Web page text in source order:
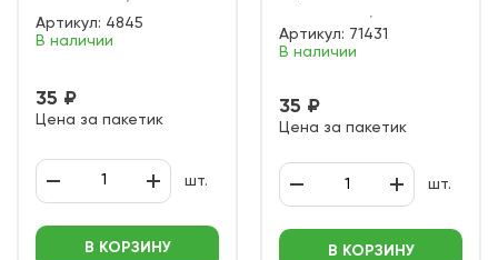
Артикул: 4845
В наличии
35 ₽
Цена за пакетик
шт.
В КОРЗИНУ
Артикул: 71431
В наличии
35 ₽
Цена за пакетик
шт.
В КОРЗИНУ